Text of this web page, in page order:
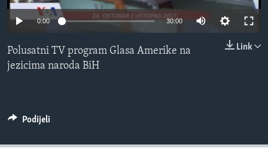
MAGAZIN
Learning English
0:00 30:00
Link
Polusatni TV program Glasa Amerike na
jezicima naroda BiH
Podijeli